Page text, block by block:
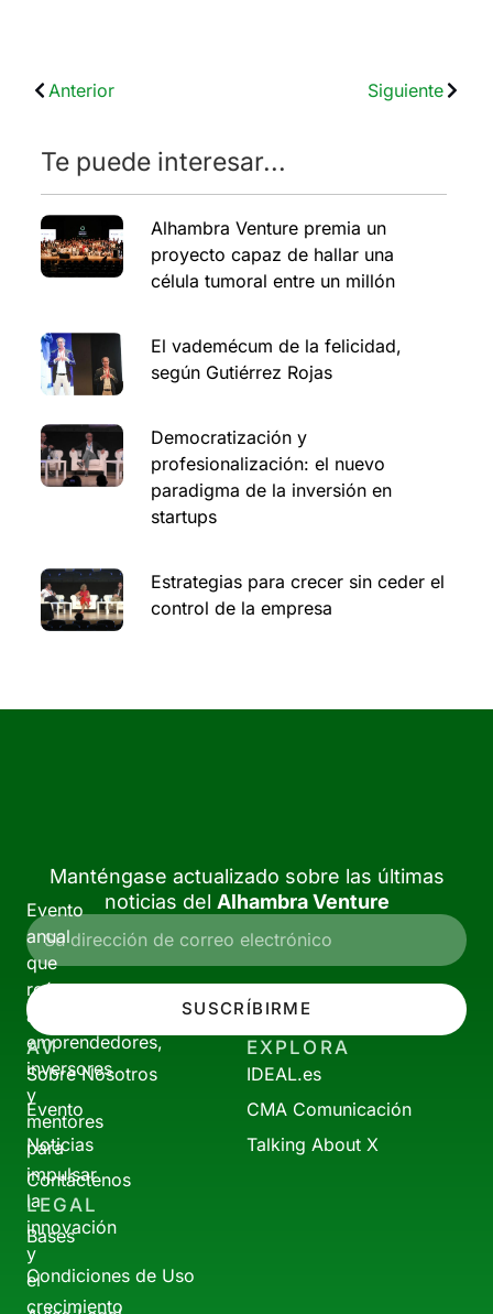
Anterior Siguiente
Te puede interesar...
Alhambra Venture premia un
proyecto capaz de hallar una
célula tumoral entre un millón
El vademécum de la felicidad,
según Gutiérrez Rojas
Democratización y
profesionalización: el nuevo
paradigma de la inversión en
startups
Estrategias para crecer sin ceder el
control de la empresa
Evento
anual
que
reúne
a
emprendedores,
inversores
y
mentores
para
impulsar
la
innovación
y
el
crecimiento
Manténgase actualizado sobre las últimas
noticias del Alhambra Venture
SUSCRÍBIRME
AV
Sobre Nosotros
Evento
Noticias
Contáctenos
EXPLORA
IDEAL.es
CMA Comunicación
Talking About X
LEGAL
Bases
Condiciones de Uso